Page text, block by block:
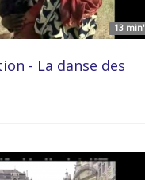
13 min'
- La danse des